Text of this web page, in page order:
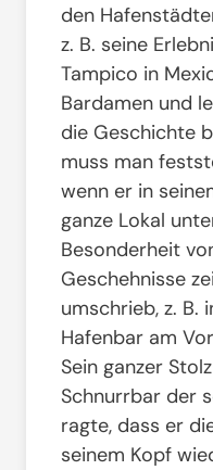
den
z. B. seine
Tampico in
Bardamen und
die Geschichte
muss man
wenn er in
ganze Lokal
Besonderheit
Geschehnisse
umschrieb, z. B.
Hafenbar am
Sein ganzer
Schnurrbar der
ragte, dass er
seinem Kopf